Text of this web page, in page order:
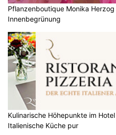
Pflanzenboutique Monika
Innenbegrünung
Kulinarische Höhepunkte im
Italienische Küche pur